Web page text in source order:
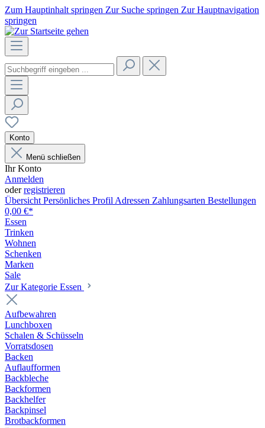
Zum Hauptinhalt springen Zur Suche springen Zur Hauptnavigation
springen
Konto
Menü schließen
Ihr Konto
Anmelden
oderregistrieren
Übersicht Persönliches Profil Adressen Zahlungsarten Bestellungen
0,00 €*
Essen
Trinken
Wohnen
Schenken
Marken
Sale
Zur Kategorie Essen
Aufbewahren
Lunchboxen
Schalen & Schüsseln
Vorratsdosen
Backen
Auflaufformen
Backbleche
Backformen
Backhelfer
Backpinsel
Brotbackformen